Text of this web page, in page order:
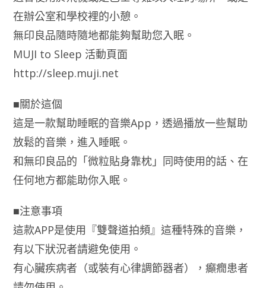
在辦公室和學校裡的小憩。
無印良品隨時隨地都能夠幫助您入眠。
MUJI to Sleep 活動頁面
http://sleep.muji.net
■關於這個
這是一款幫助睡眠的音樂App，透過播放一些幫助
放鬆的音樂，進入睡眠。
和無印良品的「微粒貼身靠枕」同時使用的話、在
任何地方都能助你入眠。
■注意事項
這款APP是使用『雙聲道拍頻』這種特殊的音樂，
有以下狀況者請避免使用。
有心臟疾病者（或裝有心律調節器者），癲癇患者